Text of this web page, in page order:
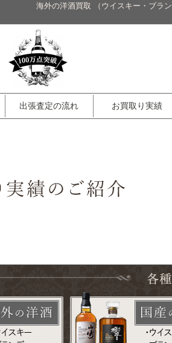
海外の洋酒買取 （ウイスキー・ブラン
出張査定の流れ お買取り実績